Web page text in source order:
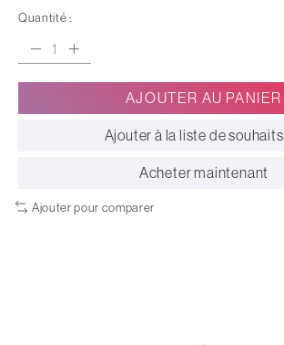
Quantité :
AJOUTER AU PANIER
Ajouter à la liste de souhaits
Acheter maintenant
Ajouter pour comparer